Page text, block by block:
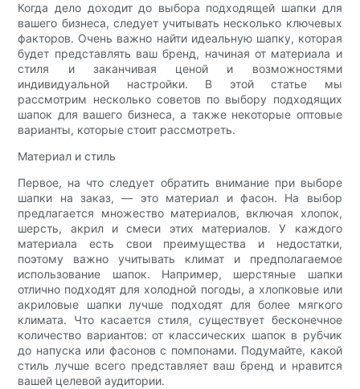
Когда дело доходит до выбора подходящей шапки для
вашего бизнеса, следует учитывать несколько ключевых
факторов. Очень важно найти идеальную шапку, которая
будет представлять ваш бренд, начиная от материала и
стиля и заканчивая ценой и возможностями
индивидуальной настройки. В этой статье мы
рассмотрим несколько советов по выбору подходящих
шапок для вашего бизнеса, а также некоторые оптовые
варианты, которые стоит рассмотреть.
Материал и стиль
Первое, на что следует обратить внимание при выборе
шапки на заказ, — это материал и фасон. На выбор
предлагается множество материалов, включая хлопок,
шерсть, акрил и смеси этих материалов. У каждого
материала есть свои преимущества и недостатки,
поэтому важно учитывать климат и предполагаемое
использование шапок. Например, шерстяные шапки
отлично подходят для холодной погоды, а хлопковые или
акриловые шапки лучше подходят для более мягкого
климата. Что касается стиля, существует бесконечное
количество вариантов: от классических шапок в рубчик
до напуска или фасонов с помпонами. Подумайте, какой
стиль лучше всего представляет ваш бренд и нравится
вашей целевой аудитории.